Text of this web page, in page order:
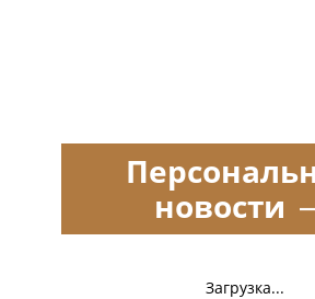
Загрузка...
новости